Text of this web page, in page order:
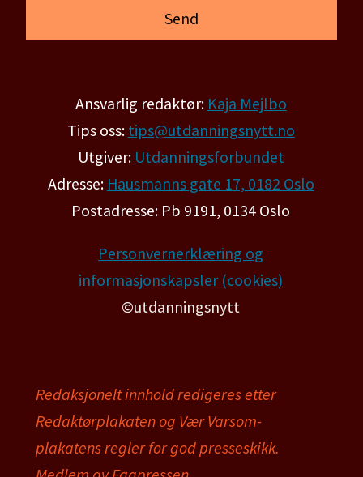
Ansvarlig redaktør: Kaja Mejlbo
Tips oss: tips@utdanningsnytt.no
Utgiver: Utdanningsforbundet
Adresse: Hausmanns gate 17, 0182 Oslo
Postadresse: Pb 9191, 0134 Oslo
Personvernerklæring og
informasjonskapsler (cookies)
©utdanningsnytt
Redaksjonelt innhold redigeres etter
Redaktørplakaten og Vær Varsom-
plakatens regler for god presseskikk.